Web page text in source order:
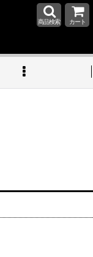
商品検索 カート